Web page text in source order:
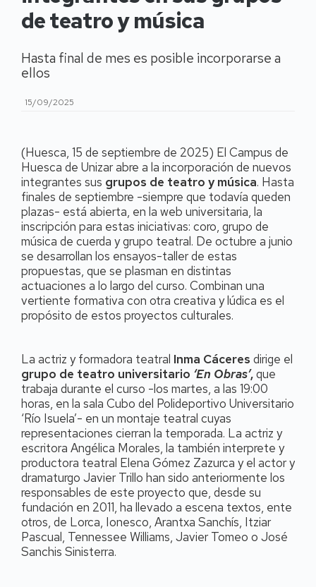
de teatro y música
Hasta final de mes es posible incorporarse a
ellos
15/09/2025
(Huesca, 15 de septiembre de 2025) El Campus de
Huesca de Unizar abre a la incorporación de nuevos
integrantes sus grupos de teatro y música. Hasta
finales de septiembre -siempre que todavía queden
plazas- está abierta, en la web universitaria, la
inscripción para estas iniciativas: coro, grupo de
música de cuerda y grupo teatral. De octubre a junio
se desarrollan los ensayos-taller de estas
propuestas, que se plasman en distintas
actuaciones a lo largo del curso. Combinan una
vertiente formativa con otra creativa y lúdica es el
propósito de estos proyectos culturales.
La actriz y formadora teatral Inma Cáceres dirige el
grupo de teatro universitario ‘En Obras’,que
trabaja durante el curso -los martes, a las 19:00
horas, en la sala Cubo del Polideportivo Universitario
‘Río Isuela’- en un montaje teatral cuyas
representaciones cierran la temporada. La actriz y
escritora Angélica Morales, la también interprete y
productora teatral Elena Gómez Zazurca y el actor y
dramaturgo Javier Trillo han sido anteriormente los
responsables de este proyecto que, desde su
fundación en 2011, ha llevado a escena textos, ente
otros, de Lorca, Ionesco, Arantxa Sanchís, Itziar
Pascual, Tennessee Williams, Javier Tomeo o José
Sanchis Sinisterra.